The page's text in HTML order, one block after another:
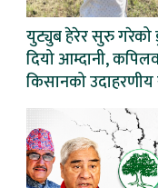
युट्युब हेरेर सुरु गरेको
दियो आम्दानी,
किसानको